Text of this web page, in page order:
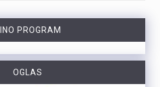
PROGRAM
OGLAS